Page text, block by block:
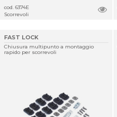
cod. 6374E
Scorrevoli
FAST LOCK
Chiusura multipunto a montaggio
rapido per scorrevoli